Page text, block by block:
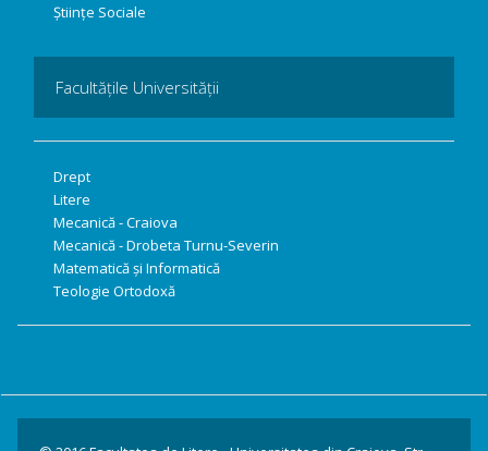
Științe Sociale
Facultățile Universității
Drept
Litere
Mecanică - Craiova
Mecanică - Drobeta Turnu-Severin
Matematică și Informatică
Teologie Ortodoxă